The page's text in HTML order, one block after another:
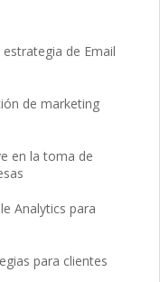
de Email
de marketing
en la toma de
Analytics para
para clientes